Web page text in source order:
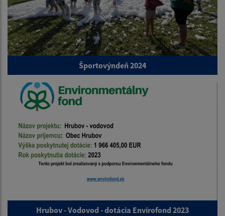
Športovýndeň 2024
Hrubov - Vodovod - dotácia Envirofond 2023